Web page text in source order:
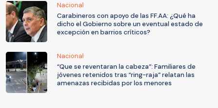
Nacional
Carabineros con apoyo de las FF.AA: ¿Qué ha
dicho el Gobierno sobre un eventual estado de
excepción en barrios críticos?
Nacional
“Que se reventaran la cabeza”: Familiares de
jóvenes retenidos tras “ring-raja” relatan las
amenazas recibidas por los menores